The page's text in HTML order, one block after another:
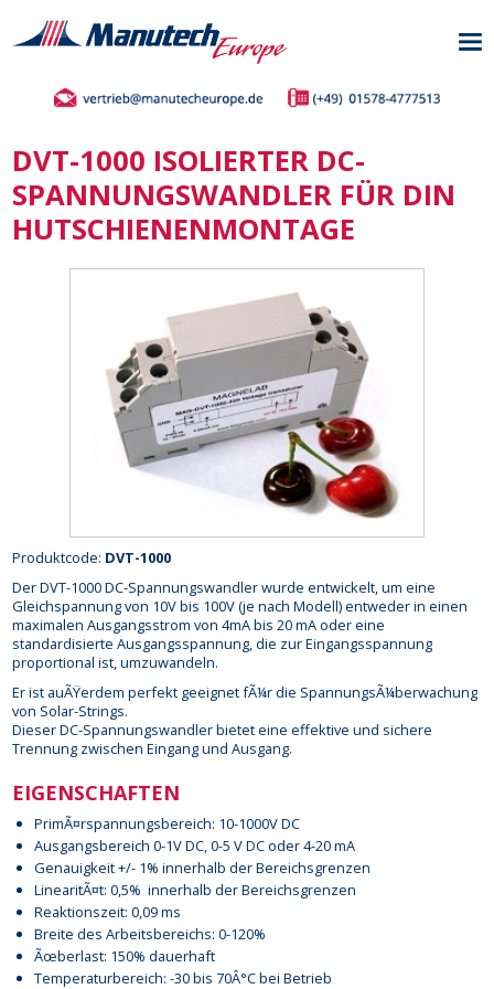
DVT-1000 ISOLIERTER DC-
SPANNUNGSWANDLER FÜR DIN
HUTSCHIENENMONTAGE
Produktcode: DVT-1000
Der DVT-1000 DC-Spannungswandler wurde entwickelt, um eine
Gleichspannung von 10V bis 100V (je nach Modell) entweder in einen
maximalen Ausgangsstrom von 4mA bis 20 mA oder eine
standardisierte Ausgangsspannung, die zur Eingangsspannung
proportional ist, umzuwandeln.
Er ist auÃŸerdem perfekt geeignet fÃ¼r die SpannungsÃ¼berwachung
von Solar-Strings.
Dieser DC-Spannungswandler bietet eine effektive und sichere
Trennung zwischen Eingang und Ausgang.
EIGENSCHAFTEN
PrimÃ¤rspannungsbereich: 10-1000V DC
Ausgangsbereich 0-1V DC, 0-5 V DC oder 4-20 mA
Genauigkeit +/- 1% innerhalb der Bereichsgrenzen
LinearitÃ¤t: 0,5% innerhalb der Bereichsgrenzen
Reaktionszeit: 0,09 ms
Breite des Arbeitsbereichs: 0-120%
Ãœberlast: 150% dauerhaft
Temperaturbereich: -30 bis 70Â°C bei Betrieb